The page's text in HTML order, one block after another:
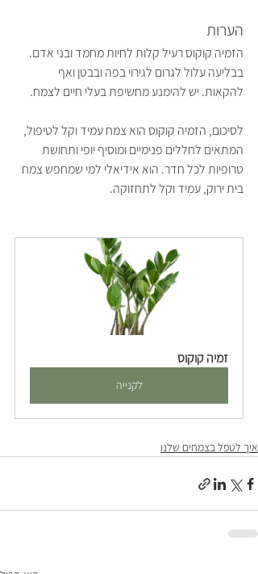
הערות
הזמיה קוקוס רעיל קלות לחיות מחמד ובני אדם.
בבליעה עלול לגרום לגירוי בפה ובבטן ואף
להקאות. יש להימנע מחשיפת בעלי חיים לצמח.
לסיכום, הזמיה קוקוס הוא צמח עמיד וקל לטיפול,
המתאים לחללים פנימיים ומוסיף יופי ותחושת
טרופיות לכל חדר. הוא אידיאלי למי שמחפש צמח
בית ירוק, עמיד וקל לתחזוקה.
זמיה קוקוס
לקנייה
איך לטפל בצמחים שלנו